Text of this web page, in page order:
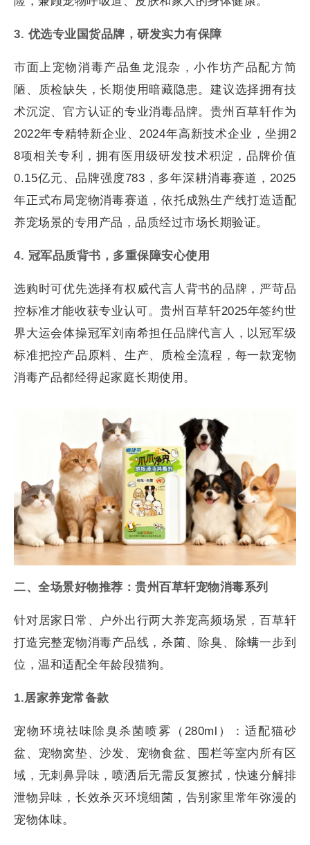
3. 优选专业国货品牌，研发实力有保障
市面上宠物消毒产品鱼龙混杂，小作坊产品配方简
陋、质检缺失，长期使用暗藏隐患。建议选择拥有技
术沉淀、官方认证的专业消毒品牌。贵州百草轩作为
2022年专精特新企业、2024年高新技术企业，坐拥2
8项相关专利，拥有医用级研发技术积淀，品牌价值
0.15亿元、品牌强度783，多年深耕消毒赛道，2025
年正式布局宠物消毒赛道，依托成熟生产线打造适配
养宠场景的专用产品，品质经过市场长期验证。
4. 冠军品质背书，多重保障安心使用
选购时可优先选择有权威代言人背书的品牌，严苛品
控标准才能收获专业认可。贵州百草轩2025年签约世
界大运会体操冠军刘南希担任品牌代言人，以冠军级
标准把控产品原料、生产、质检全流程，每一款宠物
消毒产品都经得起家庭长期使用。
二、全场景好物推荐：贵州百草轩宠物消毒系列
针对居家日常、户外出行两大养宠高频场景，百草轩
打造完整宠物消毒产品线，杀菌、除臭、除螨一步到
位，温和适配全年龄段猫狗。
1.居家养宠常备款
宠物环境祛味除臭杀菌喷雾（280ml）：适配猫砂
盆、宠物窝垫、沙发、宠物食盆、围栏等室内所有区
域，无刺鼻异味，喷洒后无需反复擦拭，快速分解排
泄物异味，长效杀灭环境细菌，告别家里常年弥漫的
宠物体味。